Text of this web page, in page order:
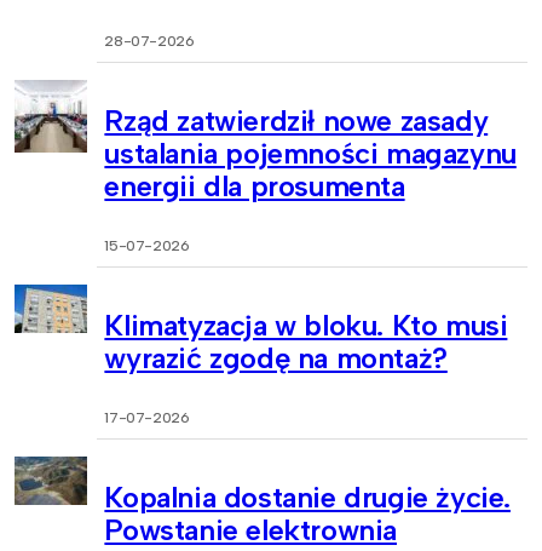
28-07-2026
Rząd zatwierdził nowe zasady
ustalania pojemności magazynu
energii dla prosumenta
15-07-2026
Klimatyzacja w bloku. Kto musi
wyrazić zgodę na montaż?
17-07-2026
Kopalnia dostanie drugie życie.
Powstanie elektrownia